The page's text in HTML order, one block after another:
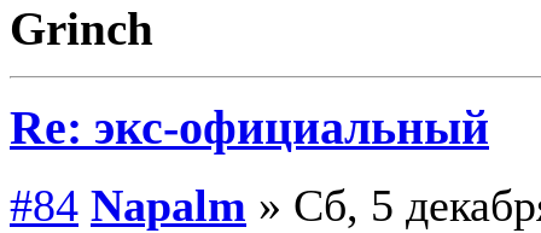
Grinch
Re: экс-официальный
#84 Napalm » Сб, 5